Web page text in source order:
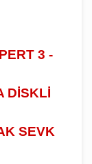
3 -
DİSKLİ
SEVK